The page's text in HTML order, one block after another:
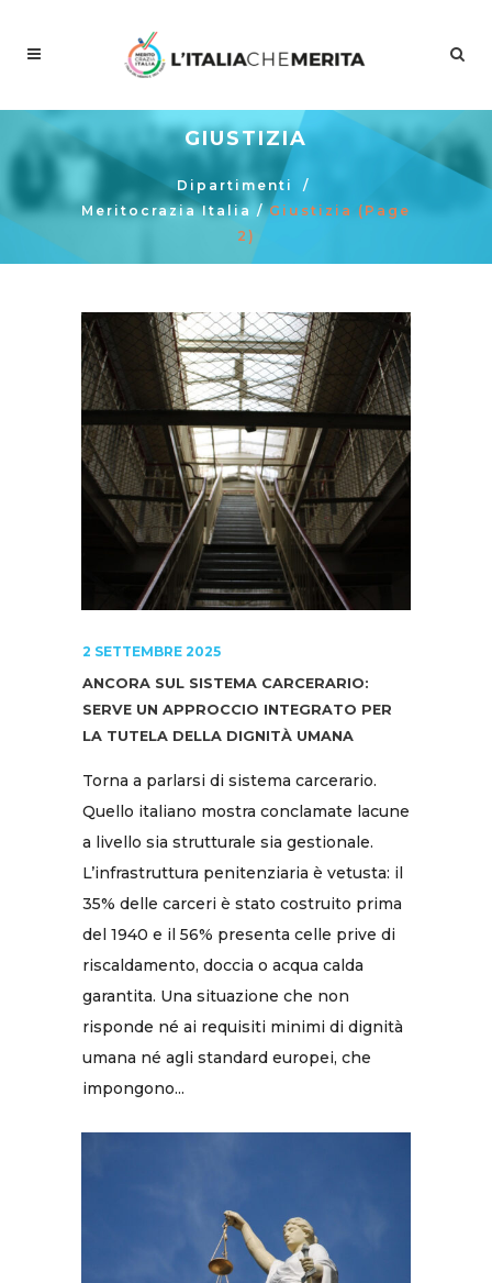
GIUSTIZIA
Dipartimenti
/
Meritocrazia Italia /Giustizia (Page
2)
2 SETTEMBRE 2025
ANCORA SUL SISTEMA CARCERARIO:
SERVE UN APPROCCIO INTEGRATO PER
LA TUTELA DELLA DIGNITÀ UMANA
Torna a parlarsi di sistema carcerario.
Quello italiano mostra conclamate lacune
a livello sia strutturale sia gestionale.
L’infrastruttura penitenziaria è vetusta: il
35% delle carceri è stato costruito prima
del 1940 e il 56% presenta celle prive di
riscaldamento, doccia o acqua calda
garantita. Una situazione che non
risponde né ai requisiti minimi di dignità
umana né agli standard europei, che
impongono...